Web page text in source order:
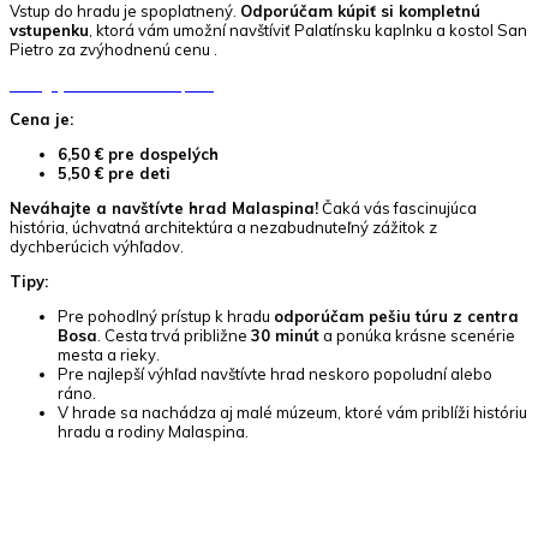
Vstup do hradu je spoplatnený. Odporúčam kúpiť si kompletnú
vstupenku , ktorá vám umožní navštíviť Palatínsku kaplnku a kostol San
Pietro za zvýhodnenú cenu .
Cena je:
6,50 € pre dospelých
5,50 € pre deti
Neváhajte a navštívte hrad Malaspina!Čaká vás fascinujúca
história, úchvatná architektúra a nezabudnuteľný zážitok z
dychberúcich výhľadov.
Tipy:
Pre pohodlný prístup k hradu odporúčam pešiu túru z centra
Bosa . Cesta trvá približne 30 minúta ponúka krásne scenérie
mesta a rieky.
Pre najlepší výhľad navštívte hrad neskoro popoludní alebo
ráno.
V hrade sa nachádza aj malé múzeum, ktoré vám priblíži históriu
hradu a rodiny Malaspina.